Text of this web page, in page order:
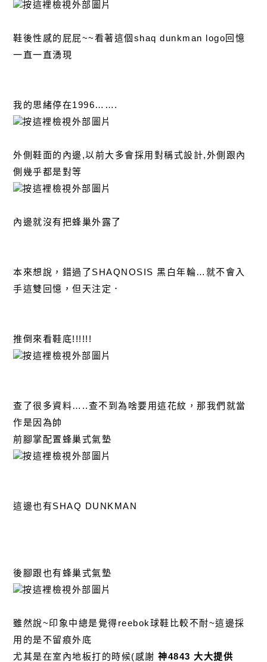
鞋後性感的屁屁~~看著這個shaq dunkman logo回憶
一直一直湧現
我的思緒停在1996…….
外側鞋面的內邊,以前大多會採用對稱式設計,外側跟內
側幾乎都是對等
內邊就沒有把蜂巢外露了
本來想說，錯過了SHAQNOSIS 黑白年輪…就不會入
手這雙回憶，但天注定．
推倒來看鞋底!!!!!!
查了很多資料…..查不到為啥要用這花紋，那我們就當
作是因為帥
前腳掌配置蜂巢式氣墊
這邊也有SHAQ DUNKMAN
後腳跟也有蜂巢式氣墊
雖然說~印象中總是覺得reebok球鞋比較不耐~這邊採
用的是不留痕外底
尤其是在室內地板打的時候(感謝神4843 大大提供